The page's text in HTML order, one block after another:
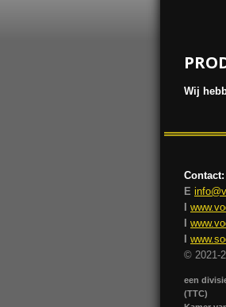
Wij
Contact:
E
© 2021-
een
(TTC)